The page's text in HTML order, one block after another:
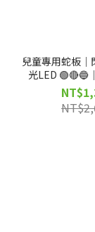
兒童專用蛇板｜
光LED 🟢🔴🔵